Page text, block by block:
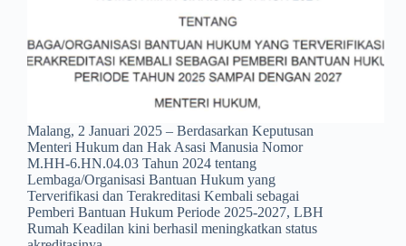
Malang, 2 Januari 2025 – Berdasarkan Keputusan
Menteri Hukum dan Hak Asasi Manusia Nomor
M.HH-6.HN.04.03 Tahun 2024 tentang
Lembaga/Organisasi Bantuan Hukum yang
Terverifikasi dan Terakreditasi Kembali sebagai
Pemberi Bantuan Hukum Periode 2025-2027, LBH
Rumah Keadilan kini berhasil meningkatkan status